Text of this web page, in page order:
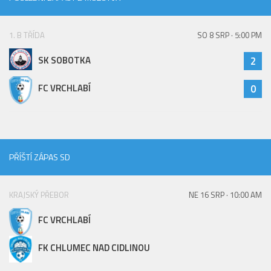
Realizační tým
St. žáci
Zápasy SŽ 2025/26
Zápasy
Ml. žáci
Hráči
Realizační tým
1. B TŘÍDA SO 8 SRP · 5:00 PM
SK SOBOTKA 2
FC VRCHLABÍ 0
PŘÍŠTÍ ZÁPAS SD
KRAJSKÝ PŘEBOR NE 16 SRP · 10:00 AM
FC VRCHLABÍ
FK CHLUMEC NAD CIDLINOU